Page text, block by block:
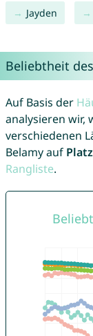
Jayden
Beliebtheit
Auf Basis der
analysieren wir,
verschiedenen
Belamy auf
Rangliste.